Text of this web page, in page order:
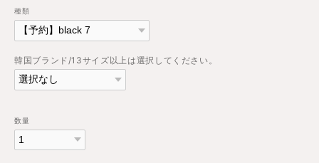
種類
韓国ブランド/13サイズ以上は選択してください。
数量